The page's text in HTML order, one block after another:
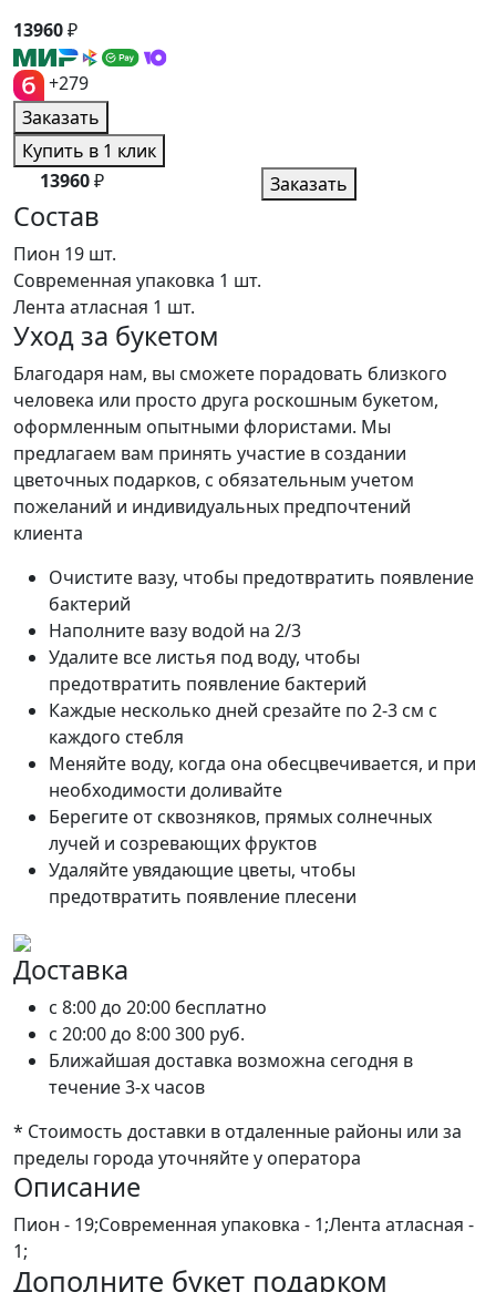
13960₽
+279
Заказать
Купить в 1 клик
13960₽ Заказать
Состав
Пион 19 шт.
Современная упаковка 1 шт.
Лента атласная 1 шт.
Уход за букетом
Благодаря нам, вы сможете порадовать близкого
человека или просто друга роскошным букетом,
оформленным опытными флористами. Мы
предлагаем вам принять участие в создании
цветочных подарков, с обязательным учетом
пожеланий и индивидуальных предпочтений
клиента
Очистите вазу, чтобы предотвратить появление
бактерий
Наполните вазу водой на 2/3
Удалите все листья под воду, чтобы
предотвратить появление бактерий
Каждые несколько дней срезайте по 2-3 см с
каждого стебля
Меняйте воду, когда она обесцвечивается, и при
необходимости доливайте
Берегите от сквозняков, прямых солнечных
лучей и созревающих фруктов
Удаляйте увядающие цветы, чтобы
предотвратить появление плесени
Доставка
c 8:00 до 20:00 бесплатно
c 20:00 до 8:00300 руб.
Ближайшая доставка возможна сегодня в
течение 3-х часов
* Стоимость доставки в отдаленные районы или за
пределы города уточняйте у оператора
Описание
Пион - 19;Современная упаковка - 1;Лента атласная -
1;
Дополните букет подарком